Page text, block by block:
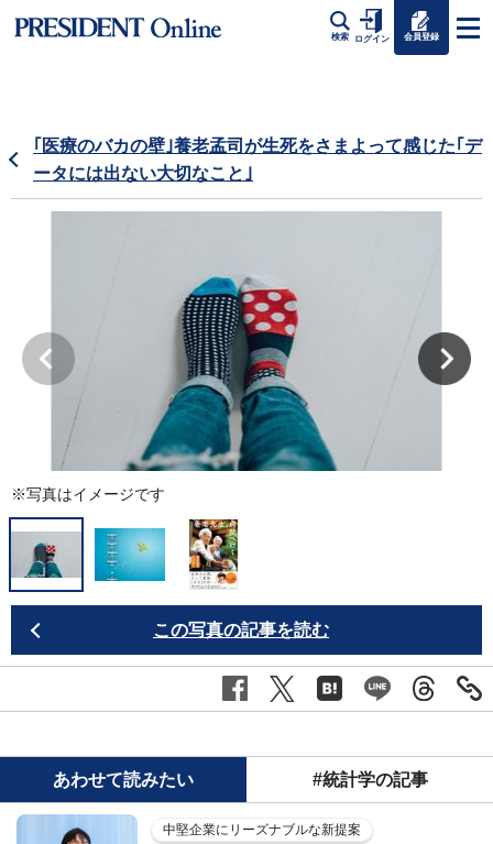
検索 ログイン 会員登録
｢医療のバカの壁｣養老孟司が生死をさまよって感じた｢デ
ータには出ない大切なこと｣
※写真はイメージです
この写真の記事を読む
あわせて読みたい #統計学の記事
中堅企業にリーズナブルな新提案